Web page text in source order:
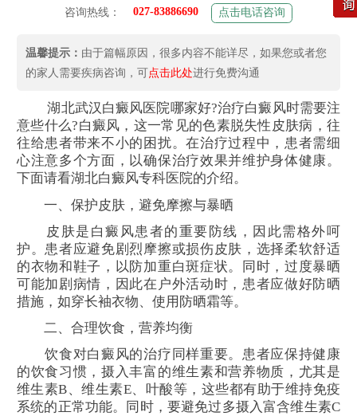
咨询热线： 027-83886690 点击电话咨询
温馨提示： 由于篇幅原因，很多内容不能详尽，如果您或者您
的家人需要疾病咨询，可点击此处进行免费沟通
湖北武汉白癜风医院哪家好?治疗白癜风时需要注
意些什么?白癜风，这一常见的色素脱失性皮肤病，往
往给患者带来不小的困扰。在治疗过程中，患者需细
心注意多个方面，以确保治疗效果并维护身体健康。
下面请看湖北白癜风专科医院的介绍。
一、保护皮肤，避免摩擦与暴晒
皮肤是白癜风患者的重要防线，因此需格外呵
护。患者应避免剧烈摩擦或损伤皮肤，选择柔软舒适
的衣物和鞋子，以防加重白斑症状。同时，过度暴晒
可能加剧病情，因此在户外活动时，患者应做好防晒
措施，如穿长袖衣物、使用防晒霜等。
二、合理饮食，营养均衡
饮食对白癜风的治疗同样重要。患者应保持健康
的饮食习惯，摄入丰富的维生素和营养物质，尤其是
维生素B、维生素E、叶酸等，这些都有助于维持免疫
系统的正常功能。同时，要避免过多摄入富含维生素C